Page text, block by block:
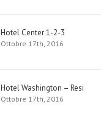
Hotel Center 1-2-3
Ottobre 17th, 2016
Hotel Washington – Resi
Ottobre 17th, 2016